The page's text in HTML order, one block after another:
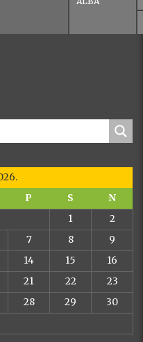
P S
N
1
2
7 8
9
14 15
16
21 22
23
28 29
30